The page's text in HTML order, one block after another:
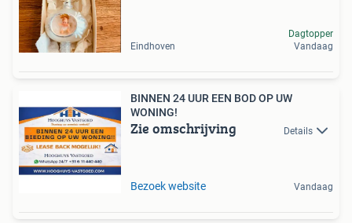
Eindhoven
Dagtopper
Vandaag
BINNEN 24 UUR EEN BOD OP UW
WONING!
Zie omschrijving Details
Bezoek website Vandaag